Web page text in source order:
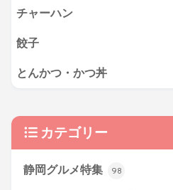
チャーハン
餃子
とんかつ・かつ丼
カテゴリー
静岡グルメ特集 98